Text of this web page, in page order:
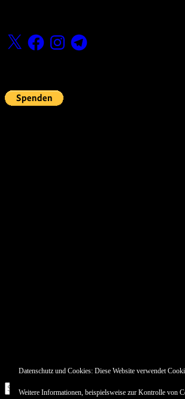
X FacebookInstagramTelegram
Suche
nach:
Datenschutz und Cookies: Diese Website verwendet
Weitere Informationen, beispielsweise zur Kontrolle von